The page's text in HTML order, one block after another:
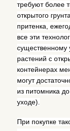
требуют более
открытого
притенка,
все эти
существенному
растений с
контейнерах
могут
из питомника
уходе).
При покупке